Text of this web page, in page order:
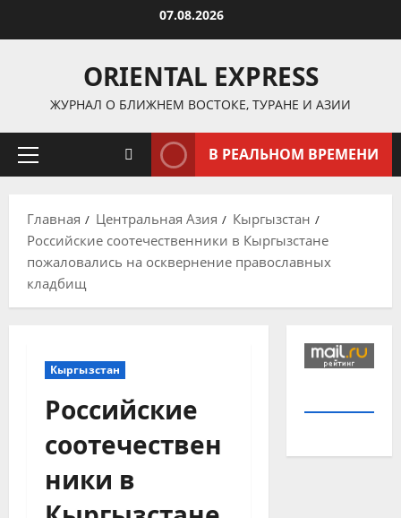
07.08.2026
ORIENTAL EXPRESS
ЖУРНАЛ О БЛИЖНЕМ ВОСТОКЕ, ТУРАНЕ И АЗИИ
Основное
В РЕАЛЬНОМ ВРЕМЕНИ
Главная Центральная Азия
Кыргызстан
Российские соотечественники в Кыргызстане
пожаловались на осквернение православных
кладбищ
Кыргызстан
Российские
соотечествен
ники в